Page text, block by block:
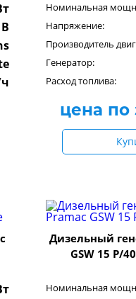
Номинальная
Напряжение:
Производитель
Генератор:
Расход топлива:
цена по
Дизельный
GSW 15 P/
Номинальная